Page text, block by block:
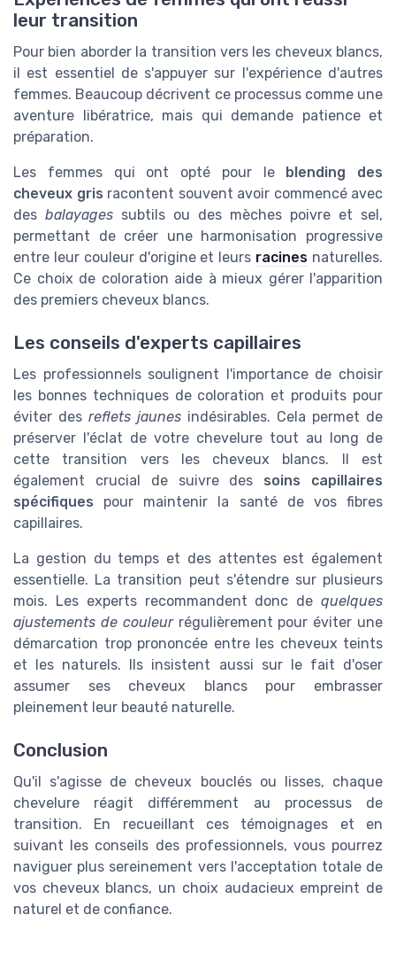
leur transition
Pour bien aborder la transition vers les cheveux blancs,
il est essentiel de s'appuyer sur l'expérience d'autres
femmes. Beaucoup décrivent ce processus comme une
aventure libératrice, mais qui demande patience et
préparation.
Les femmes qui ont opté pour le blending des
cheveux gris racontent souvent avoir commencé avec
des balayages subtils ou des mèches poivre et sel,
permettant de créer une harmonisation progressive
entre leur couleur d'origine et leurs racines naturelles.
Ce choix de coloration aide à mieux gérer l'apparition
des premiers cheveux blancs.
Les conseils d'experts capillaires
Les professionnels soulignent l'importance de choisir
les bonnes techniques de coloration et produits pour
éviter des reflets jaunes indésirables. Cela permet de
préserver l'éclat de votre chevelure tout au long de
cette transition vers les cheveux blancs. Il est
également crucial de suivre des soins capillaires
spécifiques pour maintenir la santé de vos fibres
capillaires.
La gestion du temps et des attentes est également
essentielle. La transition peut s'étendre sur plusieurs
mois. Les experts recommandent donc de quelques
ajustements de couleurrégulièrement pour éviter une
démarcation trop prononcée entre les cheveux teints
et les naturels. Ils insistent aussi sur le fait d'oser
assumer ses cheveux blancs pour embrasser
pleinement leur beauté naturelle.
Conclusion
Qu'il s'agisse de cheveux bouclés ou lisses, chaque
chevelure réagit différemment au processus de
transition. En recueillant ces témoignages et en
suivant les conseils des professionnels, vous pourrez
naviguer plus sereinement vers l'acceptation totale de
vos cheveux blancs, un choix audacieux empreint de
naturel et de confiance.